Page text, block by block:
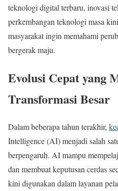
teknologi digital terbaru, inovasi
perkembangan teknologi masa
masyarakat ingin memahami
bergerak maju.
Evolusi Cepat yang
Transformasi Besar
Dalam beberapa tahun terakhir,
Intelligence (AI) menjadi salah
berpengaruh. AI mampu
dan membuat keputusan cerdas
kini digunakan dalam layanan